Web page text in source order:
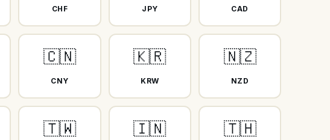
CHF JPY CAD
🇨🇳
CNY
🇰🇷
KRW
🇳🇿
NZD
🇹🇼 🇮🇳 🇹🇭